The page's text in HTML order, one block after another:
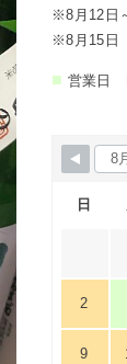
※8月12日
※8月15日
■ 営業日
日
2
9